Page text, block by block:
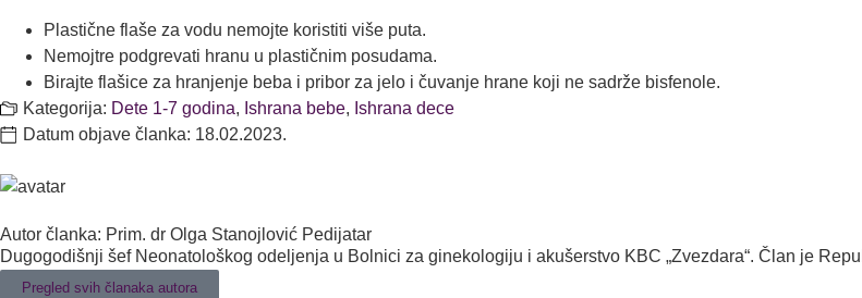
Plastične flaše za vodu nemojte koristiti više puta.
Nemojtre podgrevati hranu u plastičnim posudama.
Birajte flašice za hranjenje beba i pribor za jelo i čuvanje hrane koji ne sadrže bisfenole.
Kategorija: Dete 1-7 godina, Ishrana bebe, Ishrana dece
Datum objave članka: 18.02.2023.
Autor članka: Prim. dr Olga Stanojlović Pedijatar
Dugogodišnji šef Neonatološkog odeljenja u Bolnici za ginekologiju i akušerstvo KBC „Zvezdara“. Član je
Pregled svih članaka autora